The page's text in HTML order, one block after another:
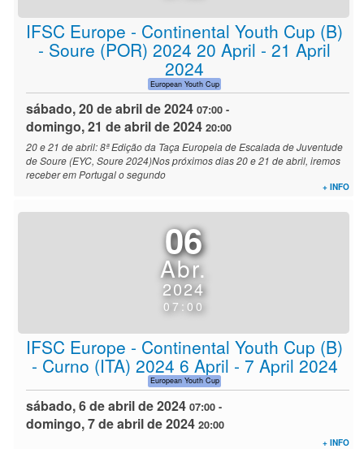
IFSC Europe - Continental Youth Cup (B)
- Soure (POR) 2024 20 April - 21 April
2024
European Youth Cup
sábado, 20 de abril de 2024 07:00 -
domingo, 21 de abril de 2024 20:00
20 e 21 de abril: 8ª Edição da Taça Europeia de Escalada de Juventude
de Soure (EYC, Soure 2024)Nos próximos dias 20 e 21 de abril, iremos
receber em Portugal o segundo
+ INFO
06
Abr.
2024
07:00
IFSC Europe - Continental Youth Cup (B)
- Curno (ITA) 2024 6 April - 7 April 2024
European Youth Cup
sábado, 6 de abril de 2024 07:00 -
domingo, 7 de abril de 2024 20:00
+ INFO